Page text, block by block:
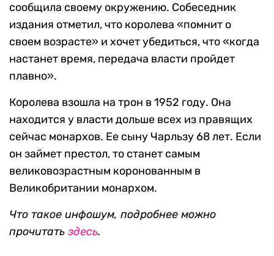
сообщила своему окружению. Собеседник
издания отметил, что королева «помнит о
своем возрасте» и хочет убедиться, что «когда
настанет время, передача власти пройдет
плавно».
Королева взошла на трон в 1952 году. Она
находится у власти дольше всех из правящих
сейчас монархов. Ее сыну Чарльзу 68 лет. Если
он займет престол, то станет самым
великовозрастным коронованным в
Великобритании монархом.
Что такое инфошум, подробнее можно
прочитать здесь.